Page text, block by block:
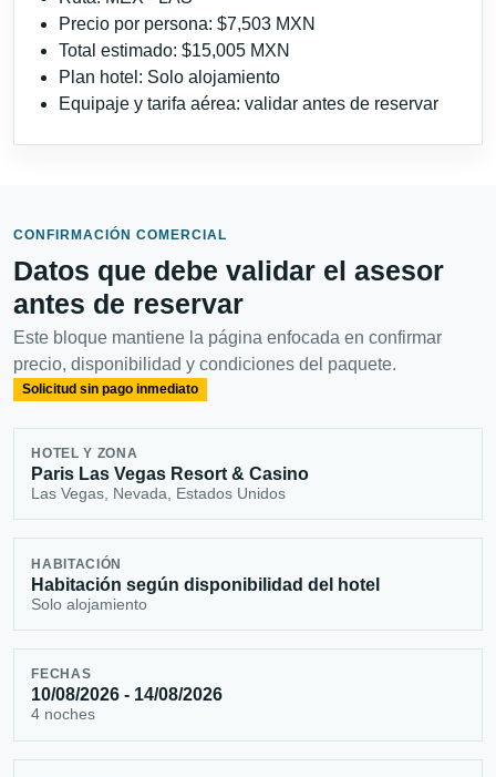
Precio por persona: $7,503 MXN
Total estimado: $15,005 MXN
Plan hotel: Solo alojamiento
Equipaje y tarifa aérea: validar antes de reservar
CONFIRMACIÓN COMERCIAL
Datos que debe validar el asesor
antes de reservar
Este bloque mantiene la página enfocada en confirmar
precio, disponibilidad y condiciones del paquete.
Solicitud sin pago inmediato
HOTEL Y ZONA
Paris Las Vegas Resort & Casino
Las Vegas, Nevada, Estados Unidos
HABITACIÓN
Habitación según disponibilidad del hotel
Solo alojamiento
FECHAS
10/08/2026 - 14/08/2026
4 noches